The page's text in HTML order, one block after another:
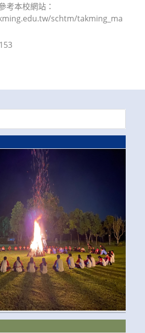
考本校網站：
schtm/takming_ma
153